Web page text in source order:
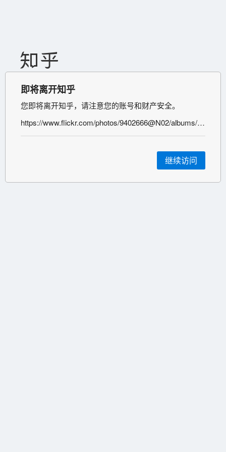
即将离开知乎
您即将离开知乎，请注意您的账号和财产安全。
https://www.flickr.com/photos/9402666@N02/albums/72157600955679120/with/873162567/
继续访问